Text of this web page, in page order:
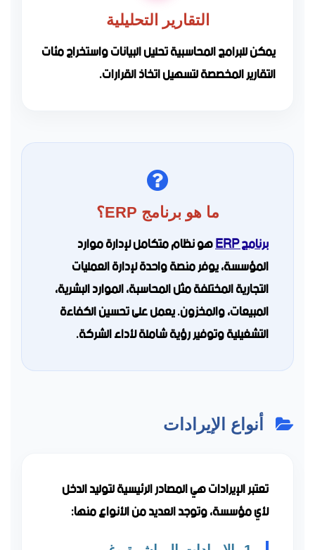
التقارير التحليلية
يمكن للبرامج المحاسبية تحليل البيانات واستخراج مئات
التقارير المخصصة لتسهيل اتخاذ القرارات.
ما هو برنامج ERP؟
برنامج ERP هو نظام متكامل لإدارة موارد
المؤسسة، يوفر منصة واحدة لإدارة العمليات
التجارية المختلفة مثل المحاسبة، الموارد البشرية،
المبيعات، والمخزون. يعمل على تحسين الكفاءة
التشغيلية وتوفير رؤية شاملة لأداء الشركة.
أنواع الإيرادات
تعتبر الإيرادات هي المصادر الرئيسية لتوليد الدخل
لأي مؤسسة، وتوجد العديد من الأنواع منها: